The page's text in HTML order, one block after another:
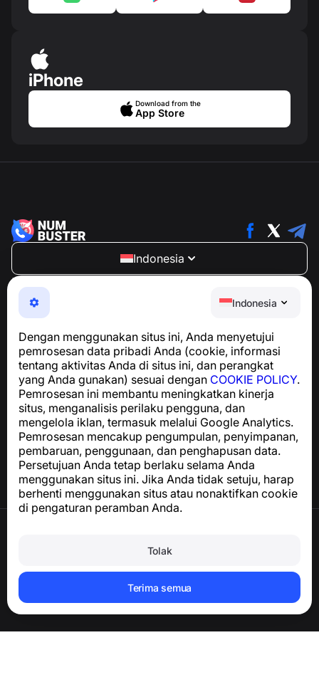
Indonesia
Dengan menggunakan situs ini, Anda menyetujui
pemrosesan data pribadi Anda (cookie, informasi
tentang aktivitas Anda di situs ini, dan perangkat
yang Anda gunakan) sesuai dengan COOKIE POLICY.
Pemrosesan ini membantu meningkatkan kinerja
situs, menganalisis perilaku pengguna, dan
mengelola iklan, termasuk melalui Google Analytics.
Pemrosesan mencakup pengumpulan, penyimpanan,
pembaruan, penggunaan, dan penghapusan data.
Persetujuan Anda tetap berlaku selama Anda
menggunakan situs ini. Jika Anda tidak setuju, harap
berhenti menggunakan situs atau nonaktifkan cookie
di pengaturan peramban Anda.
Tolak
Terima semua
iPhone
Download from the
App Store
Indonesia
NumBuster © 2013—2026 ·
Aplikasi yang mudah digunakan untuk melindungi Anda
dari penipuan telepon, spam, dan pesan yang tidak
Untuk pertanyaan terkait kepatuhan GDPR:
support@numbuster.com
Pusat Bantuan
Berita dan Artikel
Tentang proyek
Kontak
Hapus akun dan data pribadi